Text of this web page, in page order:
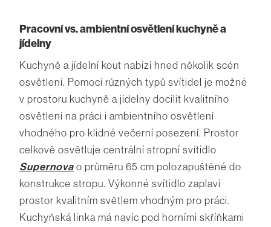
Pracovní vs. ambientní osvětlení kuchyně a
jídelny
Kuchyně a jídelní kout nabízí hned několik scén
osvětlení. Pomocí různých typů svítidel je možné
v prostoru kuchyně a jídelny docílit kvalitního
osvětlení na práci i ambientního osvětlení
vhodného pro klidné večerní posezení. Prostor
celkově osvětluje centrální stropní svítidlo
Supernova o průměru 65 cm polozapuštěné do
konstrukce stropu. Výkonné svítidlo zaplaví
prostor kvalitním světlem vhodným pro práci.
Kuchyňská linka má navíc pod horními skříňkami